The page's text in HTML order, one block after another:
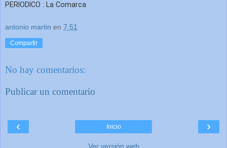
PERIODICO : La Comarca
antonio martin en 7:51
Compartir
No hay comentarios:
Publicar un comentario
‹ ›
Inicio
Ver versión web